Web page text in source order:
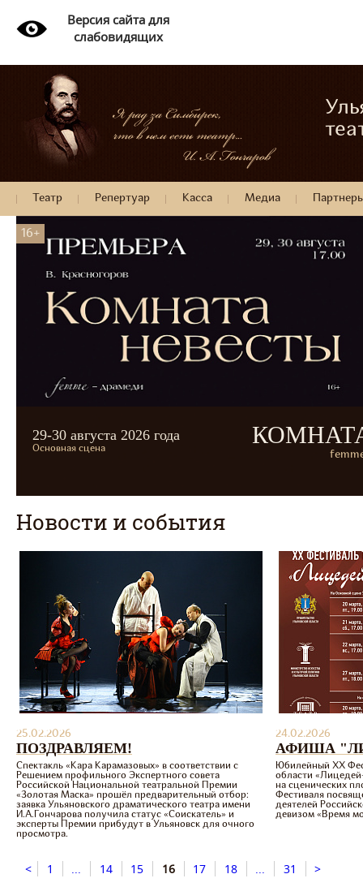
Версия сайта для
слабовидящих
Театр Репертуар Касса Медиа
16+
29-30 августа 2026 года
Основная сцена
Новости и события
25.02.2026
ПОЗДРАВЛЯЕМ!
Спектакль «Кара Карамазовых» в соответствии с
Решением профильного Экспертного совета
Российской Национальной театральной Премии
«Золотая Маска» прошёл предварительный отбор:
заявка Ульяновского драматического театра имени
И.А.Гончарова получила статус «Соискатель» и
эксперты Премии прибудут в Ульяновск для очного
просмотра.
24.02.2026
АФИША
Юбилейный ХХ
области
на сценических
Фестиваля
деятелей
девизом «Время
< 1 ... 14 15 16 17 18 ... 31 >